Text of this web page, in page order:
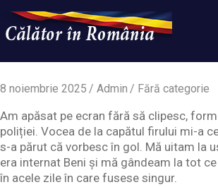
content
Calatorinromania
simplu
WordPress
8 noiembrie 2025 Admin Fără categorie
Am apăsat pe ecran fără să clipesc,
poliției. Vocea de la capătul firului mi-a
s-a părut că vorbesc în gol. Mă uitam la
era internat Beni și mă gândeam la tot
în acele zile în care fusese singur.